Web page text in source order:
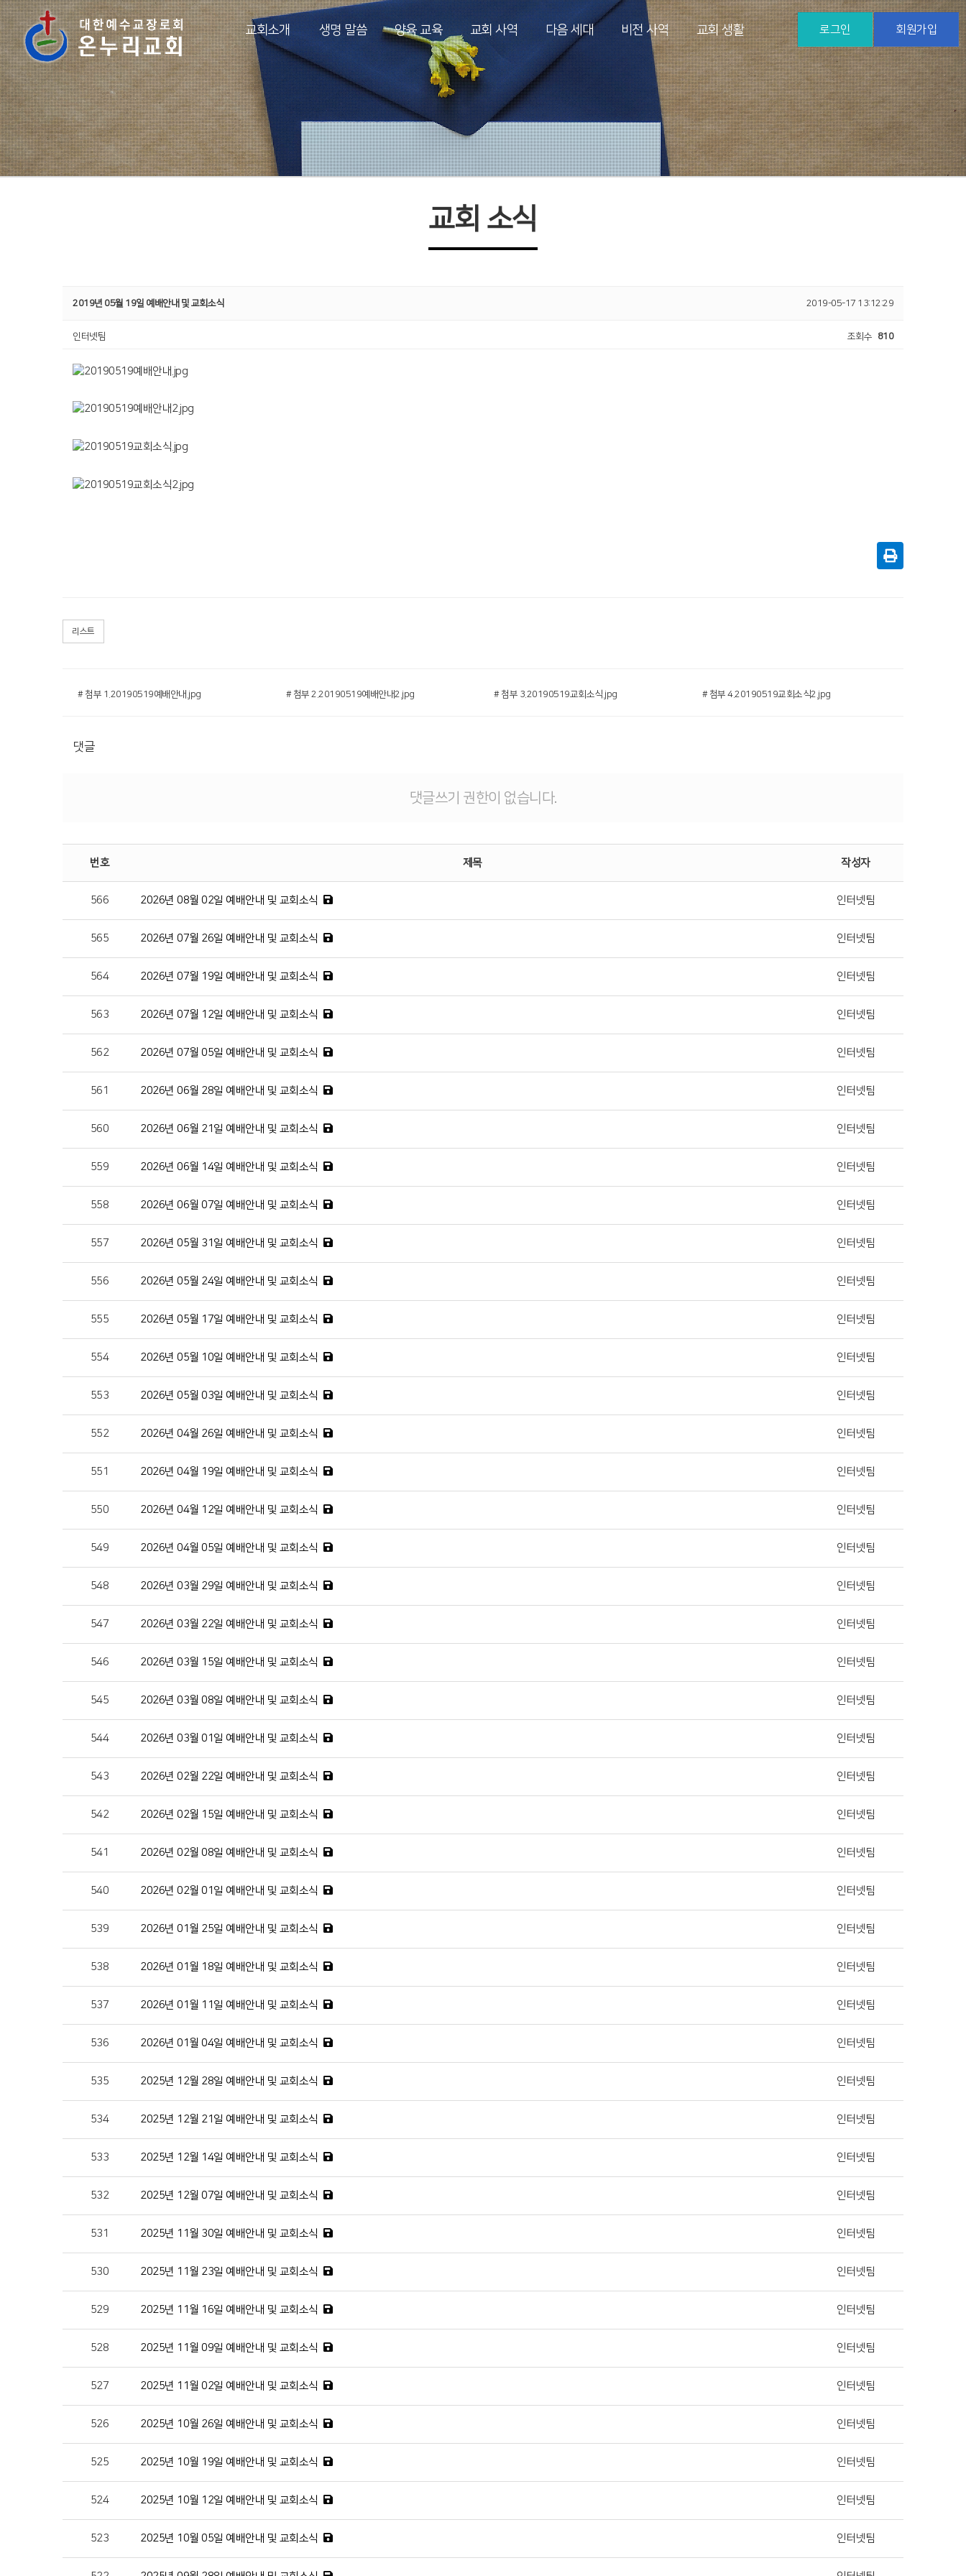
교회소개 생명 말씀 양육 교육 교회 사역 다음 세대 비전 사역 교회 생활 로그인 회원가입
교회 소식
2019년 05월 19일 예배안내 및 교회소식 2019-05-17 13:12:29
인터넷팀 조회수 810
리스트
# 첨부 1.20190519예배안내.jpg # 첨부 2.20190519예배안내2.jpg # 첨부 3.20190519교회소식.jpg # 첨부 4.20190519교회소식2.jpg
댓글
댓글쓰기 권한이 없습니다.
번호 제목 작성자
566 2026년 08월 02일 예배안내 및 교회소식 인터넷팀
565 2026년 07월 26일 예배안내 및 교회소식 인터넷팀
564 2026년 07월 19일 예배안내 및 교회소식 인터넷팀
563 2026년 07월 12일 예배안내 및 교회소식 인터넷팀
562 2026년 07월 05일 예배안내 및 교회소식 인터넷팀
561 2026년 06월 28일 예배안내 및 교회소식 인터넷팀
560 2026년 06월 21일 예배안내 및 교회소식 인터넷팀
559 2026년 06월 14일 예배안내 및 교회소식 인터넷팀
558 2026년 06월 07일 예배안내 및 교회소식 인터넷팀
557 2026년 05월 31일 예배안내 및 교회소식 인터넷팀
556 2026년 05월 24일 예배안내 및 교회소식 인터넷팀
555 2026년 05월 17일 예배안내 및 교회소식 인터넷팀
554 2026년 05월 10일 예배안내 및 교회소식 인터넷팀
553 2026년 05월 03일 예배안내 및 교회소식 인터넷팀
552 2026년 04월 26일 예배안내 및 교회소식 인터넷팀
551 2026년 04월 19일 예배안내 및 교회소식 인터넷팀
550 2026년 04월 12일 예배안내 및 교회소식 인터넷팀
549 2026년 04월 05일 예배안내 및 교회소식 인터넷팀
548 2026년 03월 29일 예배안내 및 교회소식 인터넷팀
547 2026년 03월 22일 예배안내 및 교회소식 인터넷팀
546 2026년 03월 15일 예배안내 및 교회소식 인터넷팀
545 2026년 03월 08일 예배안내 및 교회소식 인터넷팀
544 2026년 03월 01일 예배안내 및 교회소식 인터넷팀
543 2026년 02월 22일 예배안내 및 교회소식 인터넷팀
542 2026년 02월 15일 예배안내 및 교회소식 인터넷팀
541 2026년 02월 08일 예배안내 및 교회소식 인터넷팀
540 2026년 02월 01일 예배안내 및 교회소식 인터넷팀
539 2026년 01월 25일 예배안내 및 교회소식 인터넷팀
538 2026년 01월 18일 예배안내 및 교회소식 인터넷팀
537 2026년 01월 11일 예배안내 및 교회소식 인터넷팀
536 2026년 01월 04일 예배안내 및 교회소식 인터넷팀
535 2025년 12월 28일 예배안내 및 교회소식 인터넷팀
534 2025년 12월 21일 예배안내 및 교회소식 인터넷팀
533 2025년 12월 14일 예배안내 및 교회소식 인터넷팀
532 2025년 12월 07일 예배안내 및 교회소식 인터넷팀
531 2025년 11월 30일 예배안내 및 교회소식 인터넷팀
530 2025년 11월 23일 예배안내 및 교회소식 인터넷팀
529 2025년 11월 16일 예배안내 및 교회소식 인터넷팀
528 2025년 11월 09일 예배안내 및 교회소식 인터넷팀
527 2025년 11월 02일 예배안내 및 교회소식 인터넷팀
526 2025년 10월 26일 예배안내 및 교회소식 인터넷팀
525 2025년 10월 19일 예배안내 및 교회소식 인터넷팀
524 2025년 10월 12일 예배안내 및 교회소식 인터넷팀
523 2025년 10월 05일 예배안내 및 교회소식 인터넷팀